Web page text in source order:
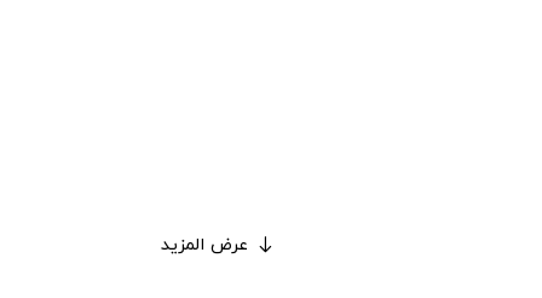
عرض المزيد